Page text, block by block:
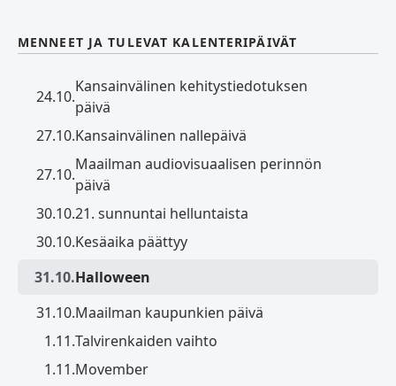
MENNEET JA TULEVAT KALENTERIPÄIVÄT
24.10.
Kansainvälinen kehitystiedotuksen
päivä
27.10.Kansainvälinen nallepäivä
27.10.
Maailman audiovisuaalisen perinnön
päivä
30.10.21. sunnuntai helluntaista
30.10.Kesäaika päättyy
31.10.Halloween
31.10.Maailman kaupunkien päivä
1.11.Talvirenkaiden vaihto
1.11.Movember